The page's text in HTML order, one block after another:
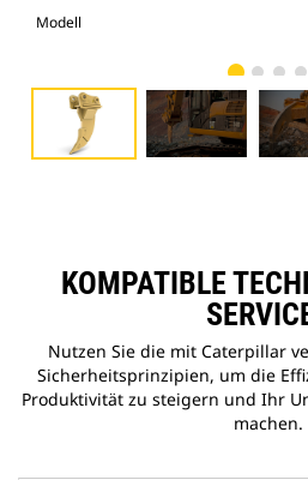
Modell
KOMPATIBLE
Nutzen Sie die mit Caterpillar
Sicherheitsprinzipien, um die
Produktivität zu steigern und Ihr
machen.